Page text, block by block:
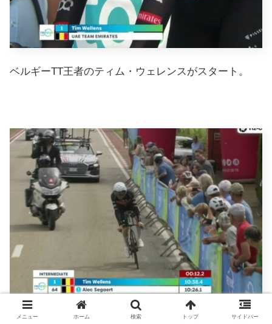
ベルギーTT王者のティム・ウェレンスがスタート。
第2計測10分38秒。
メニュー ホーム 検索 トップ サイドバー